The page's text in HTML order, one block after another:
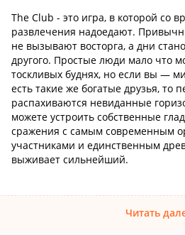
The Club - это игра, в которой со
развлечения надоедают.
не вызывают восторга, а дни
другого. Простые люди мало что
тоскливых буднях, но если вы —
есть такие же богатые друзья, то
распахиваются невиданные
можете устроить собственные
сражения с самым современным
участниками и единственным
выживает сильнейший.
Читать